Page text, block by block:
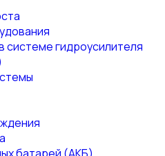
системе гидроусилителя